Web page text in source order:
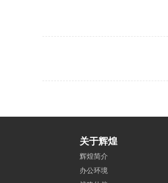
关于辉煌
辉煌简介
办公环境